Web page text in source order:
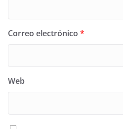
Correo electrónico *
Web